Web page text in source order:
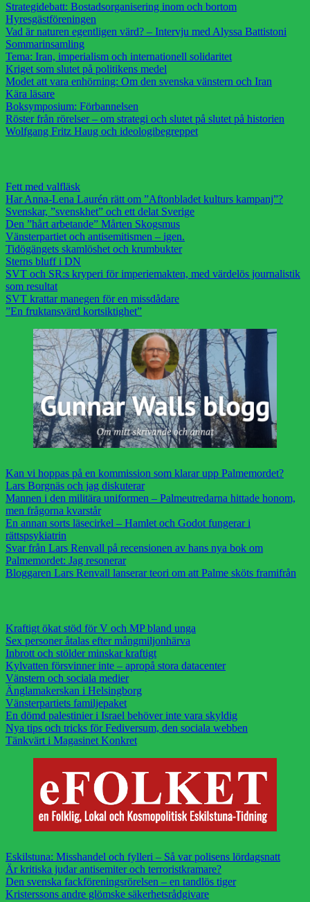
Strategidebatt: Bostadsorganisering inom och bortom
Hyresgästföreningen
Vad är naturen egentligen värd? – Intervju med Alyssa Battistoni
Sommarinsamling
Tema: Iran, imperialism och internationell solidaritet
Kriget som slutet på politikens medel
Modet att vara enhörning: Om den svenska vänstern och Iran
Kära läsare
Boksymposium: Förbannelsen
Röster från rörelser – om strategi och slutet på slutet på historien
Wolfgang Fritz Haug och ideologibegreppet
Fett med valfläsk
Har Anna-Lena Laurén rätt om ”Aftonbladet kulturs kampanj”?
Svenskar, ”svenskhet” och ett delat Sverige
Den ”hårt arbetande” Mårten Skogsmus
Vänsterpartiet och antisemitismen – igen.
Tidögängets skamlöshet och krumbukter
Sterns bluff i DN
SVT och SR:s kryperi för imperiemakten, med värdelös journalistik
som resultat
SVT krattar manegen för en missdådare
”En fruktansvärd kortsiktighet”
Kan vi hoppas på en kommission som klarar upp Palmemordet?
Lars Borgnäs och jag diskuterar
Mannen i den militära uniformen – Palmeutredarna hittade honom,
men frågorna kvarstår
En annan sorts läsecirkel – Hamlet och Godot fungerar i
rättspsykiatrin
Svar från Lars Renvall på recensionen av hans nya bok om
Palmemordet: Jag resonerar
Bloggaren Lars Renvall lanserar teori om att Palme sköts framifrån
Kraftigt ökat stöd för V och MP bland unga
Sex personer åtalas efter mångmiljonhärva
Inbrott och stölder minskar kraftigt
Kylvatten försvinner inte – apropå stora datacenter
Vänstern och sociala medier
Änglamakerskan i Helsingborg
Vänsterpartiets familjepaket
En dömd palestinier i Israel behöver inte vara skyldig
Nya tips och tricks för Fediversum, den sociala webben
Tänkvärt i Magasinet Konkret
Eskilstuna: Misshandel och fylleri – Så var polisens lördagsnatt
Är kritiska judar antisemiter och terroristkramare?
Den svenska fackföreningsrörelsen – en tandlös tiger
Kristerssons andre glömske säkerhetsrådgivare